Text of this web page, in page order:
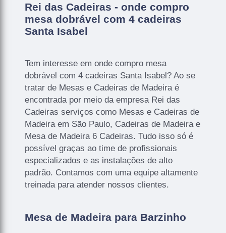
Rei das Cadeiras - onde compro
mesa dobrável com 4 cadeiras
Santa Isabel
Tem interesse em onde compro mesa
dobrável com 4 cadeiras Santa Isabel? Ao se
tratar de Mesas e Cadeiras de Madeira é
encontrada por meio da empresa Rei das
Cadeiras serviços como Mesas e Cadeiras de
Madeira em São Paulo, Cadeiras de Madeira e
Mesa de Madeira 6 Cadeiras. Tudo isso só é
possível graças ao time de profissionais
especializados e as instalações de alto
padrão. Contamos com uma equipe altamente
treinada para atender nossos clientes.
Mesa de Madeira para Barzinho